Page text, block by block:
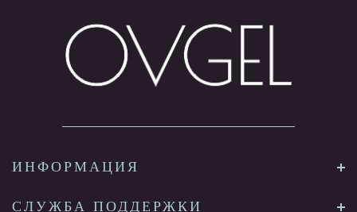
ИНФОРМАЦИЯ
СЛУЖБА ПОДДЕРЖКИ